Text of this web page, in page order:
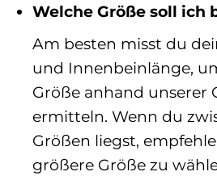
Welche Größe soll ich
Am besten misst du
und Innenbeinlänge,
Größe anhand unserer
ermitteln. Wenn du
Größen liegst,
größere Größe zu